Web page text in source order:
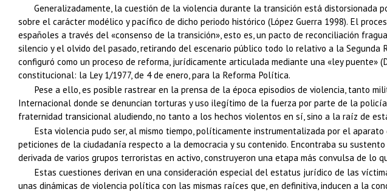
Generalizadamente, la cuestión de la violencia durante la transición está distorsionada
sobre el carácter modélico y pacífico de dicho periodo histórico (López Guerra 1998). El
españoles a través del «consenso de la transición», esto es, un pacto de reconciliación
silencio y el olvido del pasado, retirando del escenario público todo lo relativo a la Segunda
configuró como un proceso de reforma, jurídicamente articulada mediante una «ley
constitucional: la Ley 1/1977, de 4 de enero, para la Reforma Política.
Pese a ello, es posible rastrear en la prensa de la época episodios de violencia, tanto
Internacional donde se denuncian torturas y uso ilegítimo de la fuerza por parte de la
fraternidad transicional aludiendo, no tanto a los hechos violentos en sí, sino a la raíz de
Esta violencia pudo ser, al mismo tiempo, políticamente instrumentalizada por el
peticiones de la ciudadanía respecto a la democracia y su contenido. Encontraba su
derivada de varios grupos terroristas en activo, construyeron una etapa más convulsa de lo
Estas cuestiones derivan en una consideración especial del estatus jurídico de las
unas dinámicas de violencia política con las mismas raíces que, en definitiva, inducen a la